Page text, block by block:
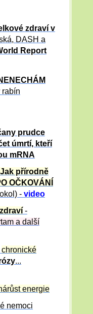
zdraví v
DASH a
Report
rabín
prudce
úmrtí, kteří
mRNA
Jak přírodně
OČKOVÁNÍ
- video
-
a další
chronické
...
energie
nemoci